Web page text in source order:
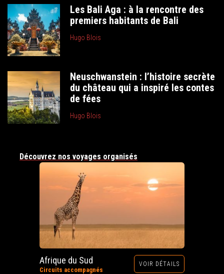
Les Bali Aga : à la rencontre des
premiers habitants de Bali
Hugo Blois
Neuschwanstein : l’histoire secrète
du château qui a inspiré les contes
de fées
Hugo Blois
Découvrez nos voyages organisés
Afrique du Sud
Circuits accompagnés
VOIR DÉTAILS